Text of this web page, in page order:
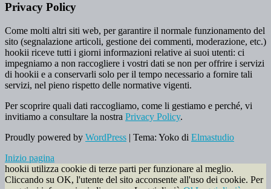
Privacy Policy
Come molti altri siti web, per garantire il normale funzionamento del
sito (segnalazione articoli, gestione dei commenti, moderazione, etc.)
hookii riceve tutti i giorni informazioni relative ai suoi utenti: ci
impegniamo a non raccogliere i vostri dati se non per offrire i servizi
di hookii e a conservarli solo per il tempo necessario a fornire tali
servizi, nel pieno rispetto delle normative vigenti.
Per scoprire quali dati raccogliamo, come li gestiamo e perché, vi
invitiamo a consultare la nostra Privacy Policy.
Proudly powered by WordPress | Tema: Yoko di Elmastudio
Inizio pagina
hookii utilizza cookie di terze parti per funzionare al meglio.
Cliccando su OK, l'utente del sito acconsente all'uso dei cookie. Per